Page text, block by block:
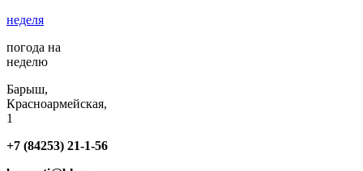
неделя
погода на
неделю
Барыш,
Красноармейская,
1
+7 (84253) 21-1-56